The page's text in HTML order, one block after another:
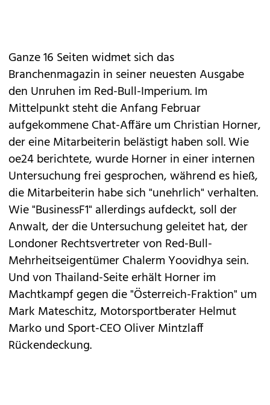
Ganze 16 Seiten widmet sich das
Branchenmagazin in seiner neuesten Ausgabe
den Unruhen im Red-Bull-Imperium. Im
Mittelpunkt steht die Anfang Februar
aufgekommene Chat-Affäre um Christian Horner,
der eine Mitarbeiterin belästigt haben soll. Wie
oe24 berichtete, wurde Horner in einer internen
Untersuchung frei gesprochen, während es hieß,
die Mitarbeiterin habe sich "unehrlich" verhalten.
Wie "BusinessF1" allerdings aufdeckt, soll der
Anwalt, der die Untersuchung geleitet hat, der
Londoner Rechtsvertreter von Red-Bull-
Mehrheitseigentümer Chalerm Yoovidhya sein.
Und von Thailand-Seite erhält Horner im
Machtkampf gegen die "Österreich-Fraktion" um
Mark Mateschitz, Motorsportberater Helmut
Marko und Sport-CEO Oliver Mintzlaff
Rückendeckung.